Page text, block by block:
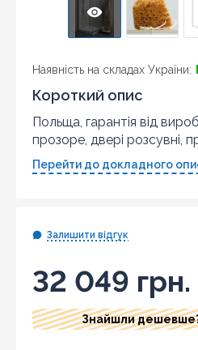
Наявність на складах України:
Короткий опис
Польща, гарантія від
прозоре, двері розсувні,
Перейти до докладного
Залишити відгук
32 049 грн.
Знайшли дешевше?